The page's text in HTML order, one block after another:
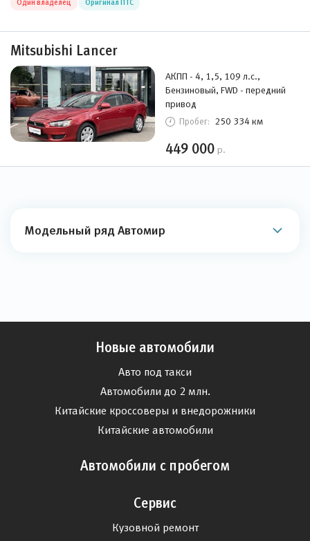
Один владелец Оригинал ПТС
Mitsubishi Lancer
АКПП - 4, 1,5, 109 л.с.,
Бензиновый, FWD - передний
привод
Пробег: 250 334 км
449 000 р.
Модельный ряд Автомир
Новые автомобили
Авто под такси
Автомобили до 2 млн.
Китайские кроссоверы и внедорожники
Китайские автомобили
Автомобили с пробегом
Сервис
Кузовной ремонт